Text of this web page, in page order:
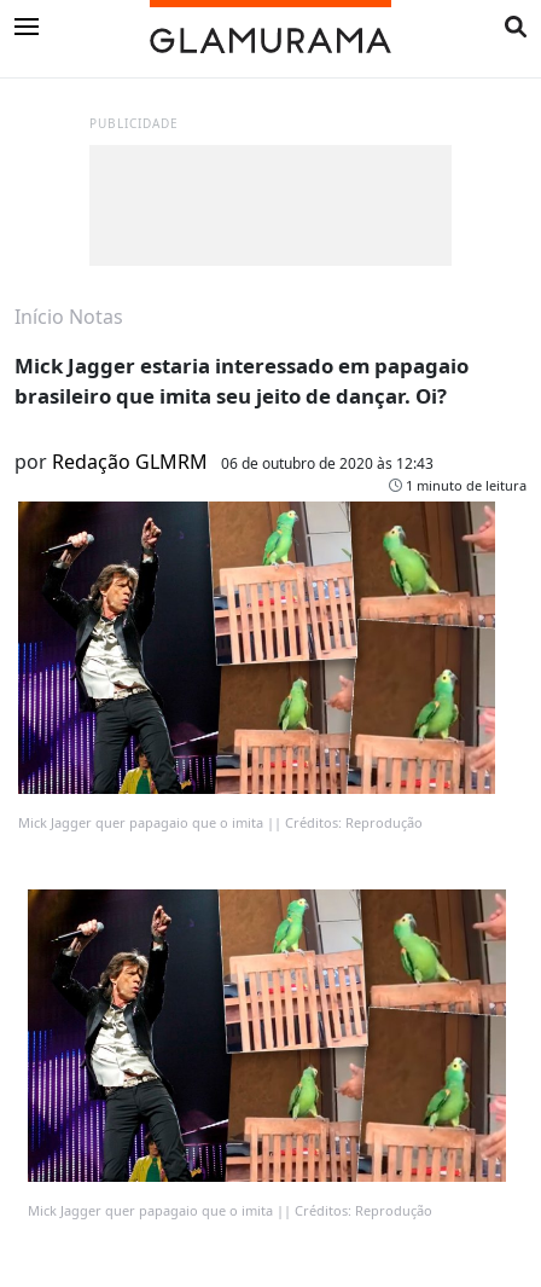
PUBLICIDADE
Início Notas
Mick Jagger estaria interessado em papagaio
brasileiro que imita seu jeito de dançar. Oi?
por Redação GLMRM 06 de outubro de 2020 às 12:43
1 minuto de leitura
Mick Jagger quer papagaio que o imita || Créditos: Reprodução
Mick Jagger quer papagaio que o imita || Créditos: Reprodução